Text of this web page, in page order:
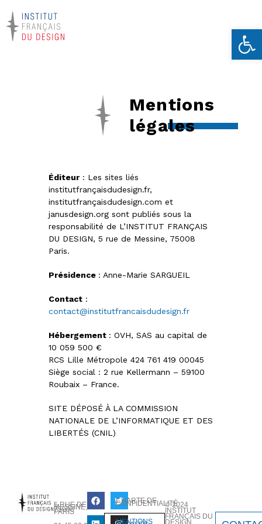
Ouvrir
Mentions
légales
Éditeur : Les sites liés
institutfrançaisdudesign.fr,
institutfrançaisdudesign.com et
janusdesign.org sont publiés sous la
responsabilité de L’INSTITUT FRANÇAIS
DU DESIGN, 5 rue de Messine, 75008
Paris.
Présidence : Anne-Marie SARGUEIL
Contact :
contact@institutfrancaisdudesign.fr
Hébergement : OVH, SAS au capital de
10 059 500 €
RCS Lille Métropole 424 761 419 00045
Siège social : 2 rue Kellermann – 59100
Roubaix – France.
SITE DÉPOSÉ À LA COMMISSION
NATIONALE DE L’INFORMATIQUE ET DES
LIBERTÉS (CNIL)
5 RUE DE
MESSINE,
75008
PARIS
CHARTE DE
CONFIDENTIALITÉ
MENTIONS
© 2024
INSTITUT
FRANÇAIS DU
DESIGN